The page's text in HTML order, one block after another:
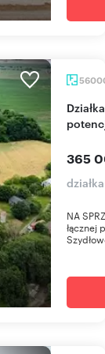
Działka rolna 5,6 ha z lasem i pastwiskami,
365
NA
łącznej